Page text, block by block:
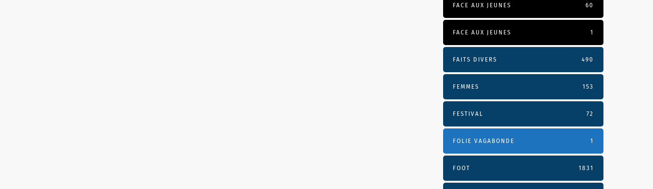
FACE AUX JEUNES 60
FACE AUX JEUNES 1
FAITS DIVERS 490
FEMMES 153
FESTIVAL 72
FOLIE VAGABONDE 1
FOOT 1831